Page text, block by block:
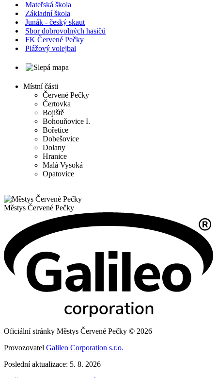
Mateřská škola
Základní škola
Junák - český skaut
Sbor dobrovolných hasičů
FK Červené Pečky
Plážový volejbal
Místní části
Červené Pečky
Čertovka
Bojiště
Bohouňovice I.
Bořetice
Dobešovice
Dolany
Hranice
Malá Vysoká
Opatovice
Městys Červené Pečky
Oficiální stránky Městys Červené Pečky © 2026
Provozovatel Galileo Corporation s.r.o.
Poslední aktualizace: 5. 8. 2026